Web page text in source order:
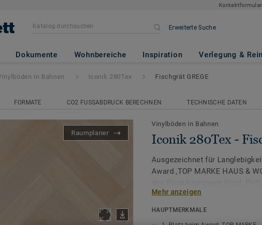
Kontaktformular
Erweiterte Suche
Dokumente Wohnbereiche Inspiration Verlegung &
- Fischgrät GREGE
in Bahnen Iconik 280Tex Fischgrät GREGE
FORMATE CO2 FUSSABDRUCK BERECHNEN TECHNISCHE DATEN
Raumplaner
Vinylböden in Bahnen
Iconik 280Tex -
Ausgezeichnet für
Award ‚TOP MARKE HAUS &
Mehr anzeigen
HAUPTMERKMALE